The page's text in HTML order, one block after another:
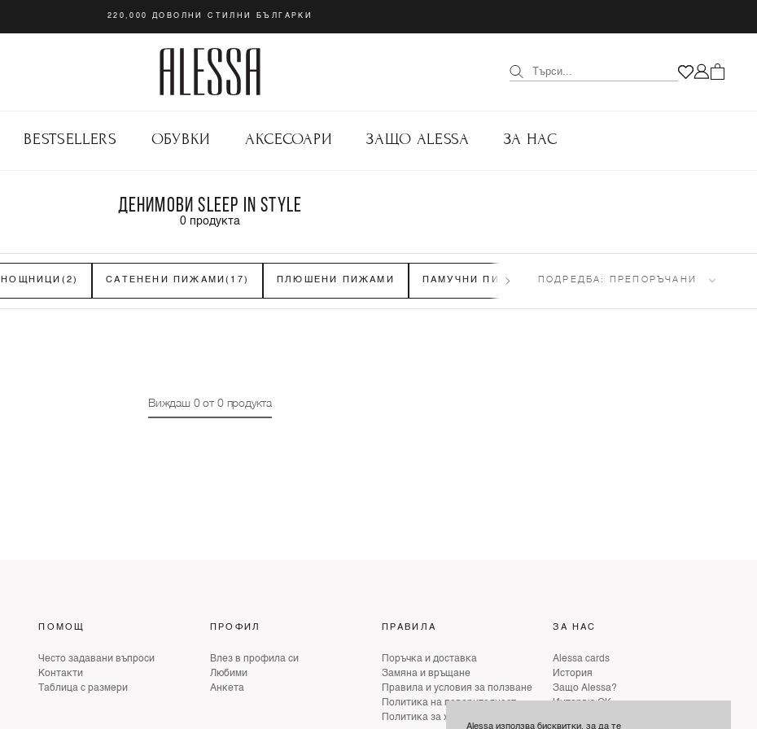
220,000 ДОВОЛНИ СТИЛНИ БЪЛГАРКИ
BESTSELLERS ОБУВКИ АКСЕСОАРИ ЗАЩО ALESSA ЗА НАС
ДЕНИМОВИ SLEEP IN STYLE
0 продукта
НОЩНИЦИ (2) САТЕНЕНИ ПИЖАМИ(17) ПЛЮШЕНИ ПИЖАМИ ПАМУЧНИ ПИЖАМИ (12)
ПОДРЕДБА: ПРЕПОРЪЧАНИ
Виждаш 0от 0продукта
Alessa използва бисквитки, за да те
ПОМОЩ
Често задавани въпроси
Контакти
Таблица с размери
ПРОФИЛ
Влез в профила си
Любими
Анкета
ПРАВИЛА
Поръчка и доставка
Замяна и връщане
Правила и условия за ползване
Политика на поверителност
Политика за хуманно отношение
ЗА НАС
Alessa cards
История
Защо Alessa?
Интервю ОК